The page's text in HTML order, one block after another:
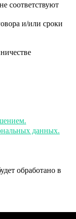
соответствуют
и/или сроки
данных.
обработано в